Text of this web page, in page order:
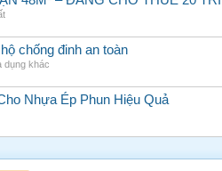
chống đinh an toàn
dụng khác
Nhựa Ép Phun Hiệu Quả